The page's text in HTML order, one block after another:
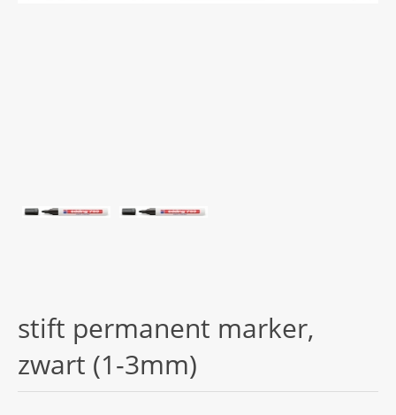
stift permanent marker,
zwart (1-3mm)